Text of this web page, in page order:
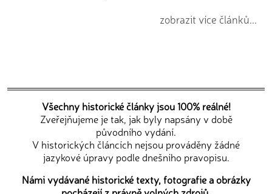
zobrazit více článků...
Všechny historické články jsou 100% reálné!
Zveřejňujeme je tak, jak byly napsány v době
původního vydání.
V historických článcích nejsou prováděny žádné
jazykové úpravy podle dnešního pravopisu.
Námi vydávané historické texty, fotografie a obrázky